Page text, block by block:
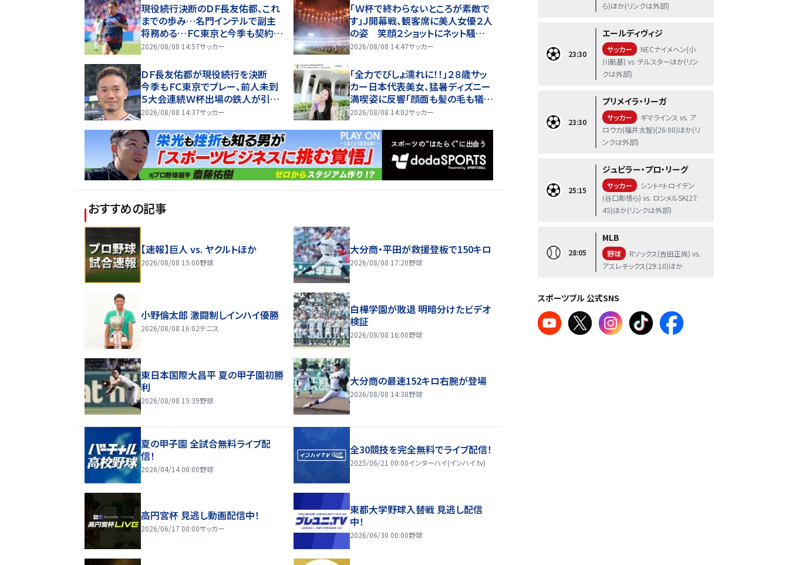
現役続行決断のＤＦ長友佑都、これ
までの歩み…名門インテルで副主
将務める…ＦＣ東京と今季も契約延
長へ
2026/08/08 14:57サッカー
「Ｗ杯で終わらないところが素敵で
す」Ｊ開幕戦、観客席に美人女優２人
の姿 笑顔２ショットにネット騒然
「なぬ！？普通の席で」「めちゃめちゃ
2026/08/08 14:47サッカー
ＤＦ長友佑都が現役続行を決断
今季もＦＣ東京でプレー、前人未到
５大会連続Ｗ杯出場の鉄人が引退
も選択肢に熟考の末に
2026/08/08 14:37サッカー
「全力でびしょ濡れに！！」２８歳サッ
カー日本代表美女、猛暑ディズニー
満喫姿に反響「顔面も髪の毛も犠牲
にして」ずぶ濡れショットに騒然「水
2026/08/08 14:02サッカー
おすすめの記事
【速報】巨人 vs. ヤクルトほか
2026/08/08 15:00野球
大分商・平田が救援登板で150キロ
2026/08/08 17:20野球
小野倫太郎 激闘制しインハイ優勝
2026/08/08 16:02テニス
白樺学園が敗退 明暗分けたビデオ
検証
2026/08/08 16:00野球
東日本国際大昌平 夏の甲子園初勝
利
2026/08/08 15:39野球
大分商の最速152キロ右腕が登場
2026/08/08 14:38野球
夏の甲子園 全試合無料ライブ配
信！
2026/04/14 00:00野球
全30競技を完全無料でライブ配信！
2025/06/21 00:00インターハイ(インハイ.tv)
高円宮杯 見逃し動画配信中！
2026/06/17 00:00サッカー
東都大学野球入替戦 見逃し配信
中！
2026/06/30 00:00野球
ら)ほか(リンクは外部)
23:30
エールディヴィジ
サッカー
NECナイメヘン(小
川航基) vs. テルスターほか(リン
クは外部)
23:30
プリメイラ・リーガ
サッカー
ギマラインス vs. ア
ロウカ(福井太智)(26:00)ほか(リ
ンクは外部)
25:15
ジュピラー・プロ・リーグ
サッカー
シント=トロイデン
(谷口彰悟ら) vs. ロンメルSK(27:
45)ほか(リンクは外部)
28:05
MLB
野球
Rソックス(吉田正尚) vs.
アスレチックス(29:10)ほか
スポーツブル 公式SNS